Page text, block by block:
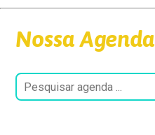
Nossa Agenda